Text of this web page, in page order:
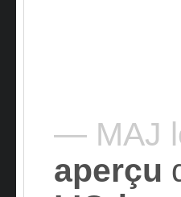
— MAJ
aperçu